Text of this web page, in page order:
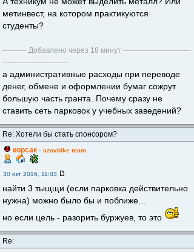
метинвест, на котором практикуются
студенты?
---------- Добавлено через 18 минут ----------------------------
---------------------------
а административные расходы при переводе
денег, обмене и оформлении бумаг сожрут
большую часть гранта. Почему сразу не
ставить сеть парковок у учебных заведений?
Re: Хотели бы стать спонсором?
корсак - azovbike team
30 окт 2016, 11:03
найти 3 тыщщи (если парковка действительно
нужна) можно было бы и поближе...
но если цель - разорить буржуев, то это
Re: